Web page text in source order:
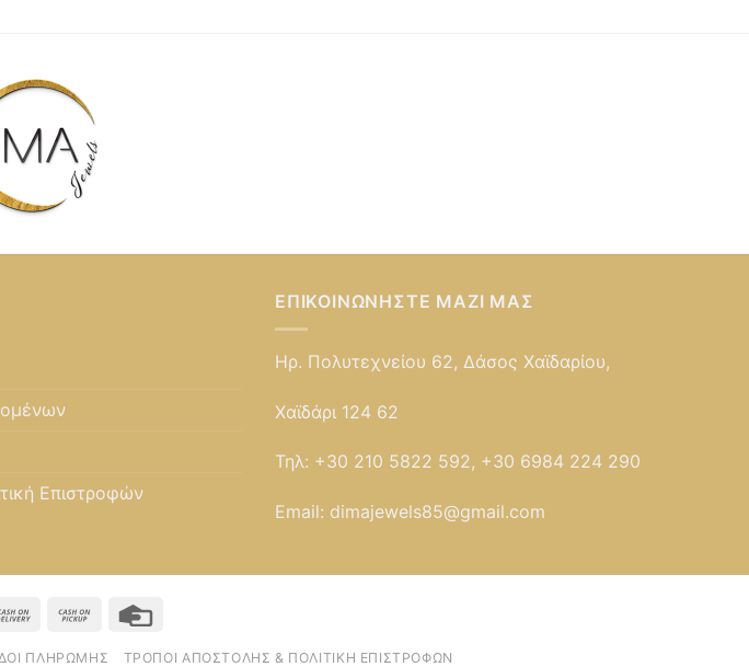
Επιστροφών
ΕΠΙΚΟΙΝΩΝΉΣΤΕ ΜΑΖΊ ΜΑΣ
Ηρ. Πολυτεχνείου 62, Δάσος Χαϊδαρίου,
Χαϊδάρι 124 62
Τηλ: +30 210 5822 592, +30 6984 224 290
Email: dimajewels85@gmail.com
ΠΛΗΡΩΜΉΣ ΤΡΌΠΟΙ ΑΠΟΣΤΟΛΉΣ & ΠΟΛΙΤΙΚΉ ΕΠΙΣΤΡΟΦΏΝ